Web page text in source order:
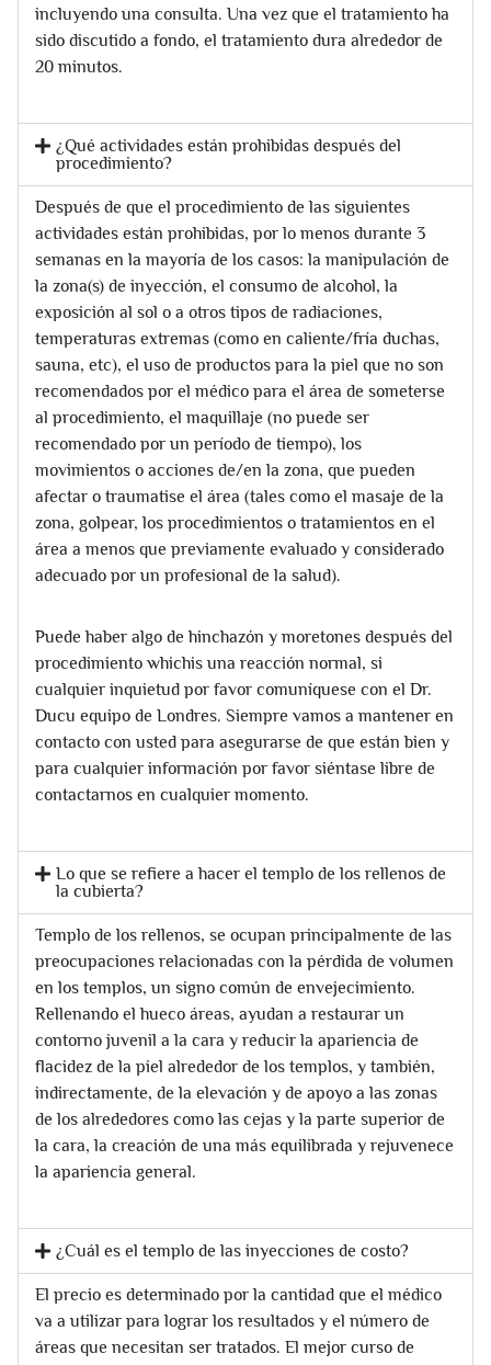
incluyendo una consulta. Una vez que el tratamiento ha
sido discutido a fondo, el tratamiento dura alrededor de
20 minutos.
¿Qué actividades están prohibidas después del
procedimiento?
Después de que el procedimiento de las siguientes
actividades están prohibidas, por lo menos durante 3
semanas en la mayoría de los casos: la manipulación de
la zona(s) de inyección, el consumo de alcohol, la
exposición al sol o a otros tipos de radiaciones,
temperaturas extremas (como en caliente/fría duchas,
sauna, etc), el uso de productos para la piel que no son
recomendados por el médico para el área de someterse
al procedimiento, el maquillaje (no puede ser
recomendado por un período de tiempo), los
movimientos o acciones de/en la zona, que pueden
afectar o traumatise el área (tales como el masaje de la
zona, golpear, los procedimientos o tratamientos en el
área a menos que previamente evaluado y considerado
adecuado por un profesional de la salud).
Puede haber algo de hinchazón y moretones después del
procedimiento whichis una reacción normal, si
cualquier inquietud por favor comuníquese con el Dr.
Ducu equipo de Londres. Siempre vamos a mantener en
contacto con usted para asegurarse de que están bien y
para cualquier información por favor siéntase libre de
contactarnos en cualquier momento.
Lo que se refiere a hacer el templo de los rellenos de
la cubierta?
Templo de los rellenos, se ocupan principalmente de las
preocupaciones relacionadas con la pérdida de volumen
en los templos, un signo común de envejecimiento.
Rellenando el hueco áreas, ayudan a restaurar un
contorno juvenil a la cara y reducir la apariencia de
flacidez de la piel alrededor de los templos, y también,
indirectamente, de la elevación y de apoyo a las zonas
de los alrededores como las cejas y la parte superior de
la cara, la creación de una más equilibrada y rejuvenece
la apariencia general.
¿Cuál es el templo de las inyecciones de costo?
El precio es determinado por la cantidad que el médico
va a utilizar para lograr los resultados y el número de
áreas que necesitan ser tratados. El mejor curso de